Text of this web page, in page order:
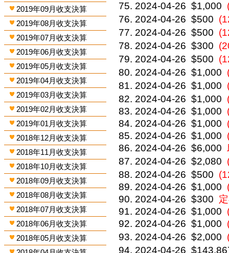
2019年09月收支決算
2019年08月收支決算
2019年07月收支決算
2019年06月收支決算
2019年05月收支決算
2019年04月收支決算
2019年03月收支決算
2019年02月收支決算
2019年01月收支決算
2018年12月收支決算
2018年11月收支決算
2018年10月收支決算
2018年09月收支決算
2018年08月收支決算
2018年07月收支決算
2018年06月收支決算
2018年05月收支決算
2024-04-26 $1,000
2024-04-26 $500
2024-04-26 $500
2024-04-26 $300
2024-04-26 $500
2024-04-26 $1,000
2024-04-26 $1,000
2024-04-26 $1,000
2024-04-26 $1,000
2024-04-26 $1,000
2024-04-26 $1,000
2024-04-26 $6,000
2024-04-26 $2,080
2024-04-26 $500
2024-04-26 $1,000
2024-04-26 $300
2024-04-26 $1,000
2024-04-26 $1,000
2024-04-26 $2,000
2024-04-26